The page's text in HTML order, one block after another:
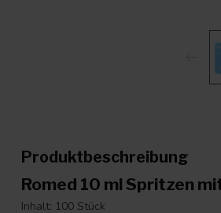
Produktbeschreibung
Romed 10 ml Spritzen
Inhalt: 100 Stück